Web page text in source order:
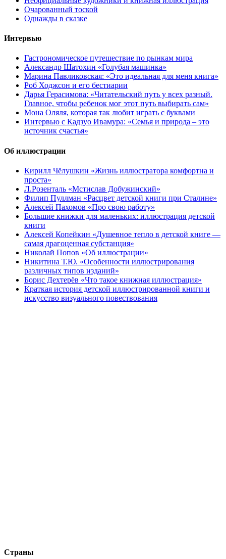
Очарованный тоской
Однажды в сказке
Интервью
Гастрономическое путешествие по рынкам мира
Александр Шатохин «Голубая машинка»
Марина Павликовская: «Это идеальная для меня книга»
Роб Ходжсон и его бестиарии
Дарья Герасимова: «Читательский путь у всех разный.
Главное, чтобы ребенок мог этот путь выбирать сам»
Мона Оляля, которая так любит играть с буквами
Интервью с Кадзуо Ивамура: «Семья и природа – это
источник счастья»
Об иллюстрации
Кирилл Чёлушкин «Жизнь иллюстратора комфортна и
проста»
Л.Розенталь «Мстислав Добужинский»
Филип Пуллман «Расцвет детской книги при Сталине»
Алексей Пахомов «Про свою работу»
Большие книжки для маленьких: иллюстрация детской
книги
Алексей Копейкин «Душевное тепло в детской книге —
самая драгоценная субстанция»
Николай Попов «Об иллюстрации»
Никитина Т.Ю. «Особенности иллюстрирования
различных типов изданий»
Борис Дехтерёв «Что такое книжная иллюстрация»
Краткая история детской иллюстрированной книги и
искусство визуального повествования
Страны